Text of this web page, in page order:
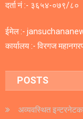
दर्ता नं :- ३६५४-०७९/८०
ईमेल :-
कार्यालय :- विरगज
POSTS
अव्यवस्थित